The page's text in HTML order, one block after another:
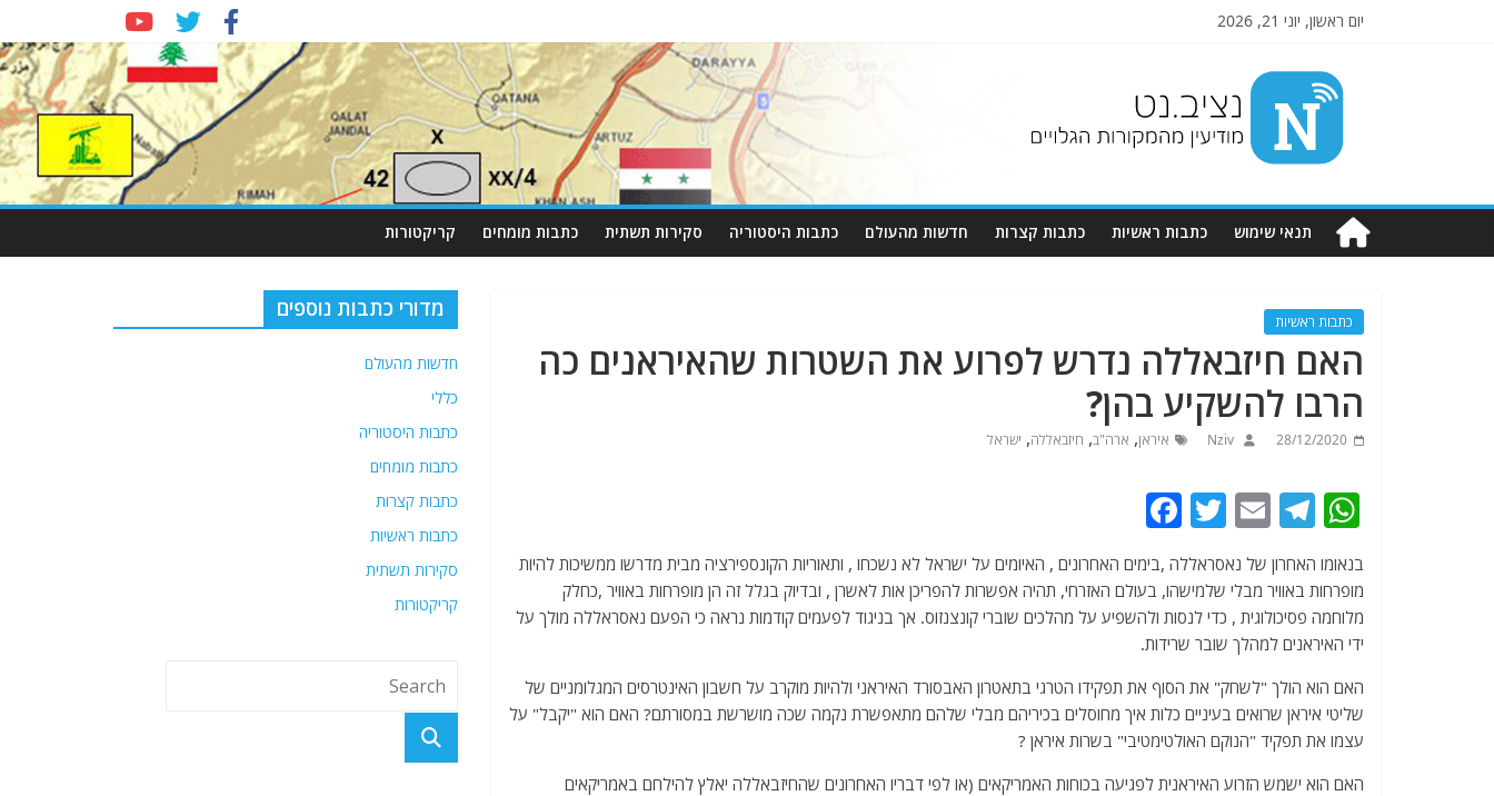
יום ראשון, יוני 21, 2026
Nziv.net
מודיעין
מהמקורות
תנאי שימוש כתבות ראשיות כתבות קצרות חדשות מהעולם כתבות היסטוריה סקירות תשתית כתבות מומחים קריקטורות
כתבות ראשיות
האם חיזבאללה נדרש לפרוע את השטרות שהאיראנים כה
הרבו להשקיע בהן?
28/12/2020
Nziv איראן, ארה"ב, חיזבאללה, ישראל
W
at
s
A
p
p
T
e
g
ra
m
E
ai
l
T
w
itt
er
c
e
b
o
o
k
בנאומו האחרון של נאסראללה ,בימים האחרונים , האיומים על ישראל לא נשכחו , ותאוריות הקונספירציה מבית מדרשו ממשיכות להיות
מופרחות באוויר מבלי שלמישהו, בעולם האזרחי, תהיה אפשרות להפריכן אות לאשרן , ובדיוק בגלל זה הן מופרחות באוויר ,כחלק
מלוחמה פסיכולוגית , כדי לנסות ולהשפיע על מהלכים שוברי קונצנזוס. אך בניגוד לפעמים קודמות נראה כי הפעם נאסראללה מולך על
ידי האיראנים למהלך שובר שרידות.
האם הוא הולך "לשחק" את הסוף את תפקידו הטרגי בתאטרון האבסורד האיראני ולהיות מוקרב על חשבון האינטרסים המגלומניים של
שליטי איראן שרואים בעיניים כלות איך מחוסלים בכיריהם מבלי שלהם מתאפשרת נקמה שכה מושרשת במסורתם? האם הוא "יקבל" על
עצמו את תפקיד "הנוקם האולטימטיבי" בשרות איראן ?
האם הוא ישמש הזרוע האיראנית לפגיעה בכוחות האמריקאים (או לפי דבריו האחרונים שהחיזבאללה יאלץ להילחם באמריקאים
מדורי כתבות נוספים
חדשות מהעולם
כללי
כתבות היסטוריה
כתבות מומחים
כתבות קצרות
כתבות ראשיות
סקירות תשתית
קריקטורות